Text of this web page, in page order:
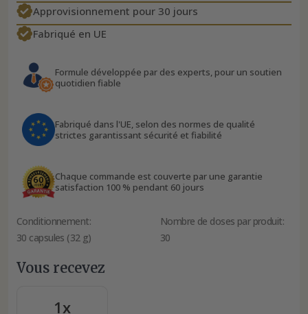
Approvisionnement pour 30 jours
Fabriqué en UE
Formule développée par des experts, pour un soutien
quotidien fiable
Fabriqué dans l'UE, selon des normes de qualité
strictes garantissant sécurité et fiabilité
Chaque commande est couverte par une garantie
satisfaction 100 % pendant 60 jours
Conditionnement:
30 capsules (32 g)
Nombre de doses par produit:
30
Vous recevez
1x